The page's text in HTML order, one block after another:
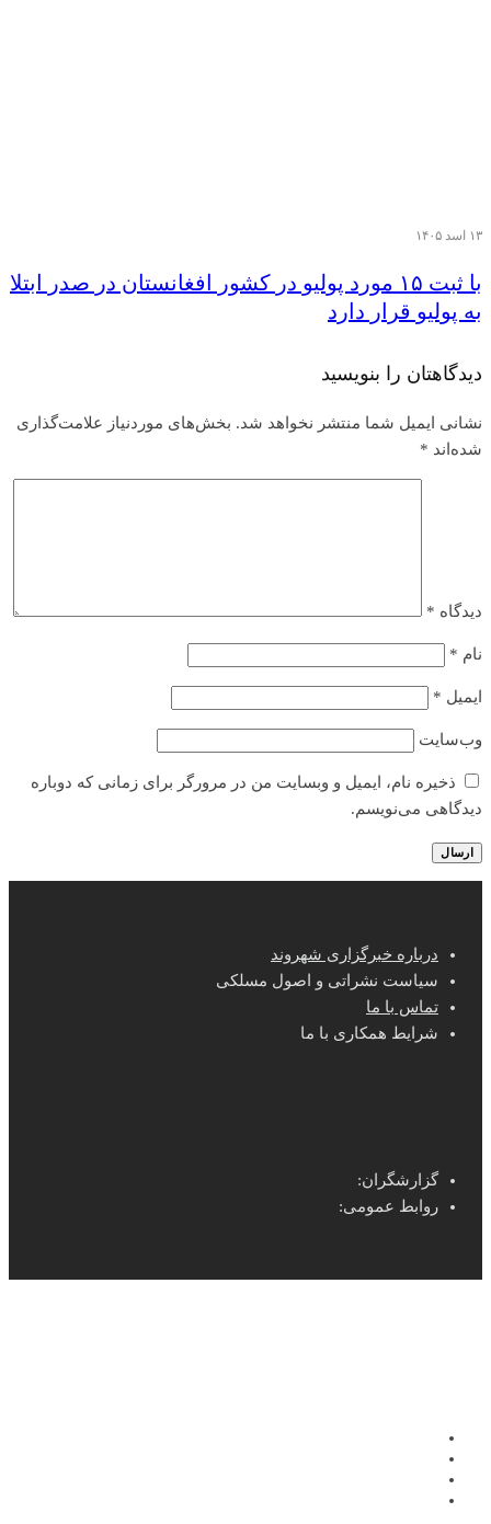
۱۳ اسد ۱۴۰۵
با ثبت ۱۵ مورد پولیو در کشور افغانستان در صدر ابتلا
به پولیو قرار دارد
دیدگاهتان را بنویسید
نشانی ایمیل شما منتشر نخواهد شد. بخش‌های موردنیاز علامت‌گذاری
شده‌اند *
دیدگاه *
نام *
ایمیل *
وب‌سایت
ذخیره نام، ایمیل و وبسایت من در مرورگر برای زمانی که دوباره
دیدگاهی می‌نویسم.
درباره خبرگزاری شهروند
سیاست نشراتی و اصول مسلکی
تماس با ما
شرایط همکاری با ما
گزارشگران:
روابط عمومی: